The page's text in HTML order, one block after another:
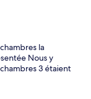
la
Nous y
3 étaient